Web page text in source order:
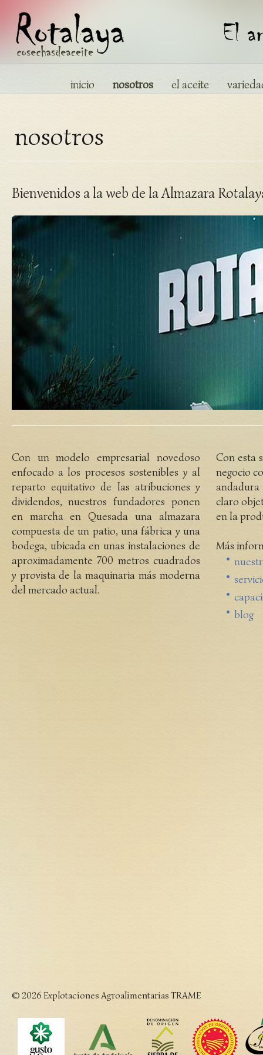
inicio nosotros el aceite
nosotros
Bienvenidos a la web de la Almazara
Con un modelo empresarial novedoso
enfocado a los procesos sostenibles y al
reparto equitativo de las atribuciones y
dividendos, nuestros fundadores ponen
en marcha en Quesada una almazara
compuesta de un patio, una fábrica y una
bodega, ubicada en unas instalaciones de
aproximadamente 700 metros cuadrados
y provista de la maquinaria más moderna
del mercado actual.
Con esta
negocio
claro
en la
Más
blog
© 2026 Explotaciones Agroalimentarias TRAME